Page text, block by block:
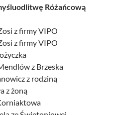
Różańcową
z firmy VIPO
z firmy VIPO
z Brzeska
z rodziną
z żoną